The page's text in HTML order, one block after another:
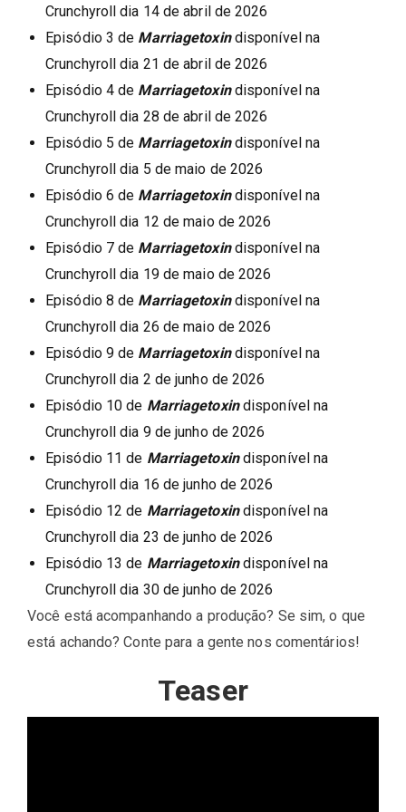
Crunchyroll dia 14 de abril de 2026
Episódio 3 de Marriagetoxindisponível na
Crunchyroll dia 21 de abril de 2026
Episódio 4 de Marriagetoxindisponível na
Crunchyroll dia 28 de abril de 2026
Episódio 5 de Marriagetoxindisponível na
Crunchyroll dia 5 de maio de 2026
Episódio 6 de Marriagetoxindisponível na
Crunchyroll dia 12 de maio de 2026
Episódio 7 de Marriagetoxindisponível na
Crunchyroll dia 19 de maio de 2026
Episódio 8 de Marriagetoxindisponível na
Crunchyroll dia 26 de maio de 2026
Episódio 9 de Marriagetoxindisponível na
Crunchyroll dia 2 de junho de 2026
Episódio 10 de Marriagetoxindisponível na
Crunchyroll dia 9 de junho de 2026
Episódio 11 de Marriagetoxindisponível na
Crunchyroll dia 16 de junho de 2026
Episódio 12 de Marriagetoxindisponível na
Crunchyroll dia 23 de junho de 2026
Episódio 13 de Marriagetoxindisponível na
Crunchyroll dia 30 de junho de 2026
Você está acompanhando a produção? Se sim, o que
está achando? Conte para a gente nos comentários!
Teaser